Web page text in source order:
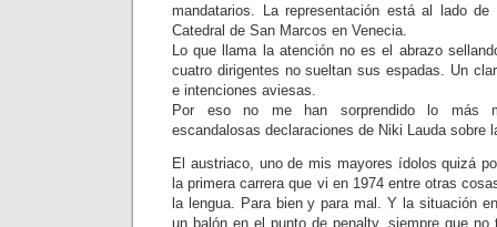
mandatarios. La representación está al lado de
Catedral de San Marcos en Venecia.
Lo que llama la atención no es el abrazo
cuatro dirigentes no sueltan sus espadas. Un
e intenciones aviesas.
Por eso no me han sorprendido lo más
escandalosas declaraciones de Niki Lauda sobre
El austriaco, uno de mis mayores ídolos quizá
la primera carrera que vi en 1974 entre otras
la lengua. Para bien y para mal. Y la situación
un balón en el punto de penalty, siempre que no